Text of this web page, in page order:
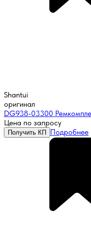
Shantui
оригинал
DG938-03300
Цена по запросу
Получить КП Подробнее